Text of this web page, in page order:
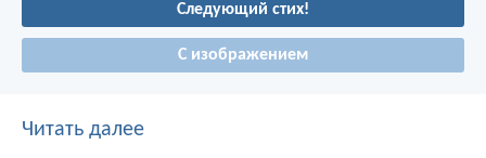
Следующий стих!
С изображением
Читать далее